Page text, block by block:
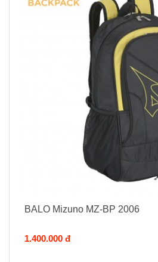
BALO Mizuno MZ-BP 2006
1.400.000 đ